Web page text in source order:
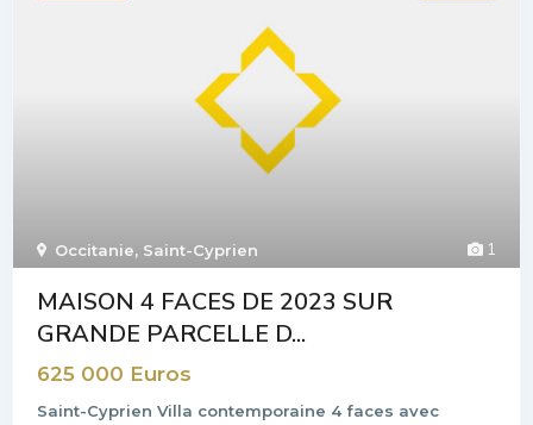
1
Occitanie, Saint-Cyprien
MAISON 4 FACES DE 2023 SUR
GRANDE PARCELLE D...
625 000 Euros
Saint-Cyprien Villa contemporaine 4 faces avec